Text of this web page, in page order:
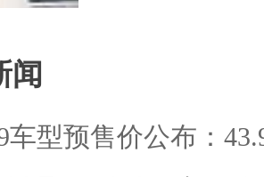
闻
车型预售价公布：